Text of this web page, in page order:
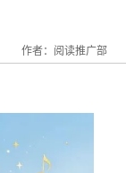
作者：阅读推广部